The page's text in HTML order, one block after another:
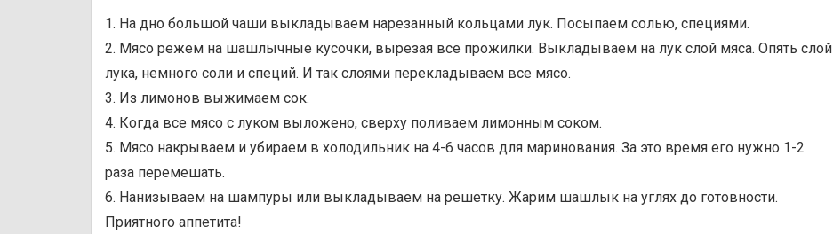
1. На дно большой чаши выкладываем нарезанный кольцами лук. Посыпаем солью, специями.
2. Мясо режем на шашлычные кусочки, вырезая все прожилки. Выкладываем на лук слой мяса. Опять слой
лука, немного соли и специй. И так слоями перекладываем все мясо.
3. Из лимонов выжимаем сок.
4. Когда все мясо с луком выложено, сверху поливаем лимонным соком.
5. Мясо накрываем и убираем в холодильник на 4-6 часов для маринования. За это время его нужно 1-2
раза перемешать.
6. Нанизываем на шампуры или выкладываем на решетку. Жарим шашлык на углях до готовности.
Приятного аппетита!